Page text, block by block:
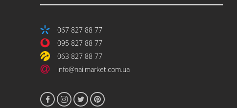
067 827 88 77
095 827 88 77
063 827 88 77
info@nailmarket.com.ua